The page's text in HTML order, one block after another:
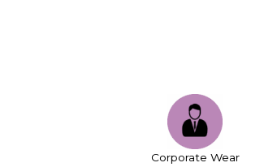
Corporate Wear